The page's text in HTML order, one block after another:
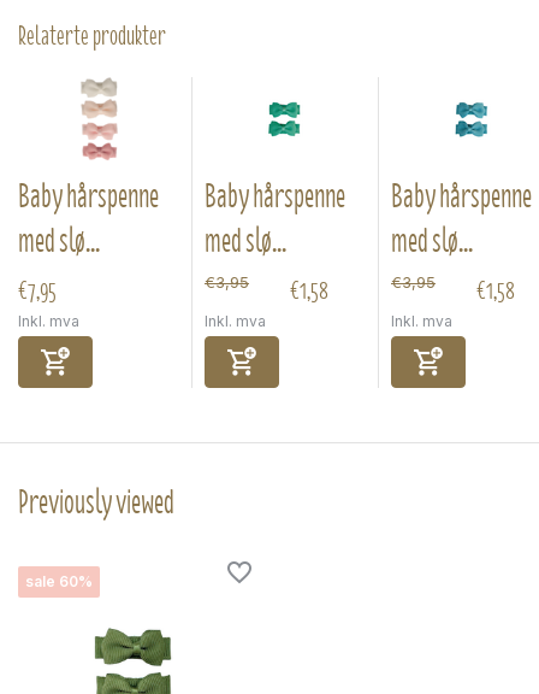
Relaterte produkter
Baby hårspenne
med slø...
€7,95
Inkl. mva
Baby hårspenne
med slø...
€3,95 €1,58
Inkl. mva
Baby hårspenne
med slø...
€3,95 €1,58
Inkl. mva
Previously viewed
sale 60%